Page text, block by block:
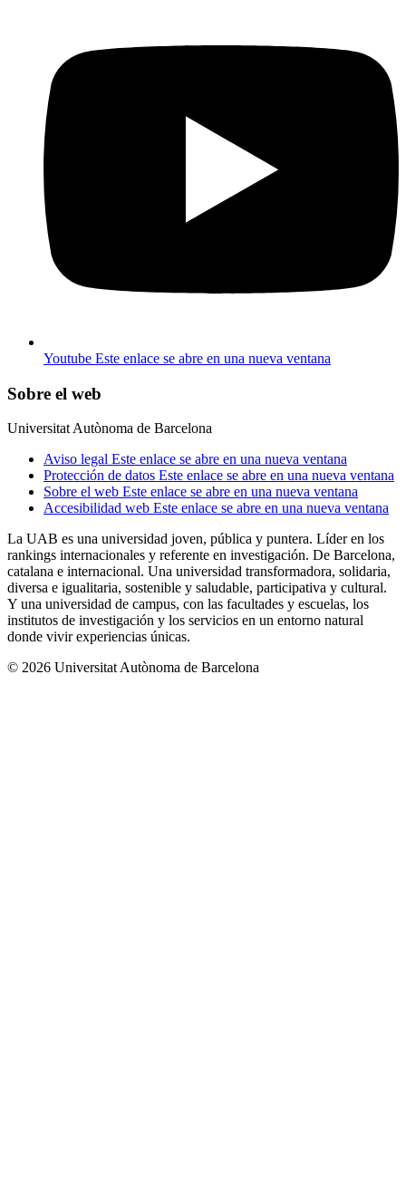
Youtube Este enlace se abre en una nueva ventana
Sobre el web
Universitat Autònoma de Barcelona
Aviso legal Este enlace se abre en una nueva ventana
Protección de datos Este enlace se abre en una nueva ventana
Sobre el web Este enlace se abre en una nueva ventana
Accesibilidad web Este enlace se abre en una nueva ventana
La UAB es una universidad joven, pública y puntera. Líder en los
rankings internacionales y referente en investigación. De Barcelona,
catalana e internacional. Una universidad transformadora, solidaria,
diversa e igualitaria, sostenible y saludable, participativa y cultural.
Y una universidad de campus, con las facultades y escuelas, los
institutos de investigación y los servicios en un entorno natural
donde vivir experiencias únicas.
© 2026 Universitat Autònoma de Barcelona